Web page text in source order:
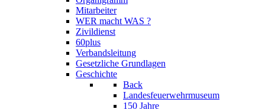
Mitarbeiter
WER macht WAS ?
Zivildienst
60plus
Verbandsleitung
Gesetzliche Grundlagen
Geschichte
Back
Landesfeuerwehrmuseum
150 Jahre